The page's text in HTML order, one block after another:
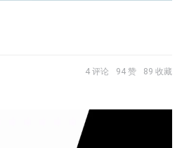
4 评论 94 赞 89 收藏